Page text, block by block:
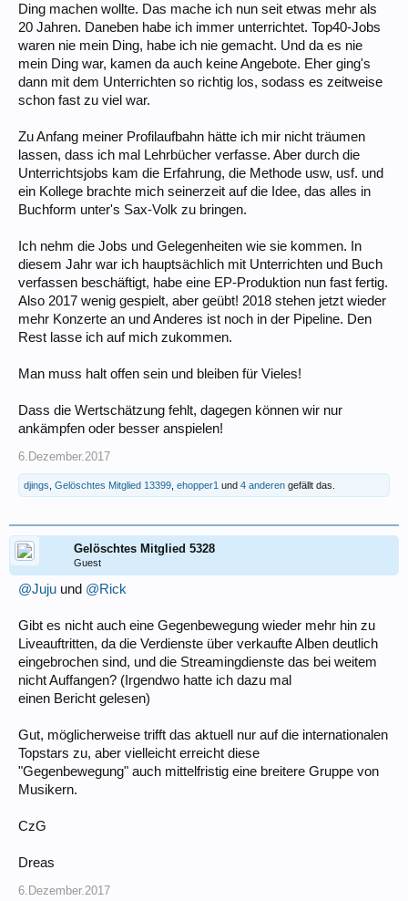
Ding machen wollte. Das mache ich nun seit etwas mehr als
20 Jahren. Daneben habe ich immer unterrichtet. Top40-Jobs
waren nie mein Ding, habe ich nie gemacht. Und da es nie
mein Ding war, kamen da auch keine Angebote. Eher ging's
dann mit dem Unterrichten so richtig los, sodass es zeitweise
schon fast zu viel war.
Zu Anfang meiner Profilaufbahn hätte ich mir nicht träumen
lassen, dass ich mal Lehrbücher verfasse. Aber durch die
Unterrichtsjobs kam die Erfahrung, die Methode usw, usf. und
ein Kollege brachte mich seinerzeit auf die Idee, das alles in
Buchform unter's Sax-Volk zu bringen.
Ich nehm die Jobs und Gelegenheiten wie sie kommen. In
diesem Jahr war ich hauptsächlich mit Unterrichten und Buch
verfassen beschäftigt, habe eine EP-Produktion nun fast fertig.
Also 2017 wenig gespielt, aber geübt! 2018 stehen jetzt wieder
mehr Konzerte an und Anderes ist noch in der Pipeline. Den
Rest lasse ich auf mich zukommen.
Man muss halt offen sein und bleiben für Vieles!
Dass die Wertschätzung fehlt, dagegen können wir nur
ankämpfen oder besser anspielen!
6.Dezember.2017
djings Gelöschtes Mitglied 13399 ehopper1 und 4 anderen gefällt das.
Gelöschtes Mitglied 5328
Guest
@Juju und @Rick
Gibt es nicht auch eine Gegenbewegung wieder mehr hin zu
Liveauftritten, da die Verdienste über verkaufte Alben deutlich
eingebrochen sind, und die Streamingdienste das bei weitem
nicht Auffangen? (Irgendwo hatte ich dazu mal
einen Bericht gelesen)
Gut, möglicherweise trifft das aktuell nur auf die internationalen
Topstars zu, aber vielleicht erreicht diese
"Gegenbewegung" auch mittelfristig eine breitere Gruppe von
Musikern.
CzG
Dreas
6.Dezember.2017